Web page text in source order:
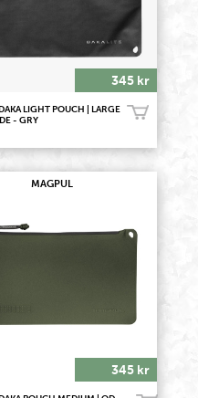
345 kr
LIGHT POUCH | LARGE
- GRY
Köp!
MAGPUL
345 kr